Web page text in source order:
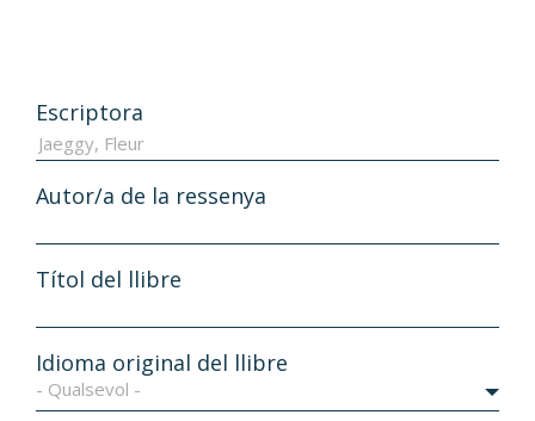
Escriptora
Autor/a de la ressenya
Títol del llibre
Idioma original del llibre
- Qualsevol -